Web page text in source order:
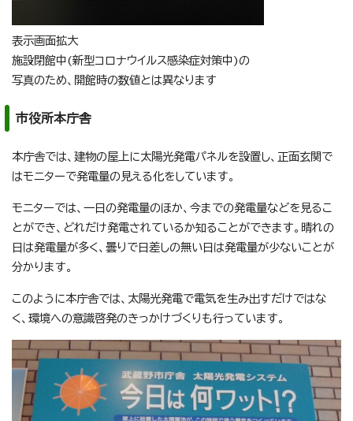
表示画面拡大
施設閉館中(新型コロナウイルス感染症対策中)の
写真のため、開館時の数値とは異なります
市役所本庁舎
本庁舎では、建物の屋上に太陽光発電パネルを設置し、正面玄関で
はモニターで発電量の見える化をしています。
モニターでは、一日の発電量のほか、今までの発電量などを見るこ
とができ、どれだけ発電されているか知ることができます。晴れの
日は発電量が多く、曇りで日差しの無い日は発電量が少ないことが
分かります。
このように本庁舎では、太陽光発電で電気を生み出すだけではな
く、環境への意識啓発のきっかけづくりも行っています。